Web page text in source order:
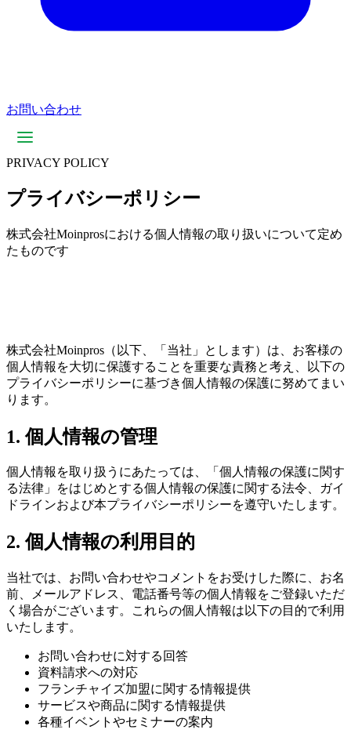
お問い合わせ
PRIVACY POLICY
プライバシーポリシー
株式会社Moinprosにおける個人情報の取り扱いについて定め
たものです
株式会社Moinpros（以下、「当社」とします）は、お客様の
個人情報を大切に保護することを重要な責務と考え、以下の
プライバシーポリシーに基づき個人情報の保護に努めてまい
ります。
1. 個人情報の管理
個人情報を取り扱うにあたっては、「個人情報の保護に関す
る法律」をはじめとする個人情報の保護に関する法令、ガイ
ドラインおよび本プライバシーポリシーを遵守いたします。
2. 個人情報の利用目的
当社では、お問い合わせやコメントをお受けした際に、お名
前、メールアドレス、電話番号等の個人情報をご登録いただ
く場合がございます。これらの個人情報は以下の目的で利用
いたします。
お問い合わせに対する回答
資料請求への対応
フランチャイズ加盟に関する情報提供
サービスや商品に関する情報提供
各種イベントやセミナーの案内